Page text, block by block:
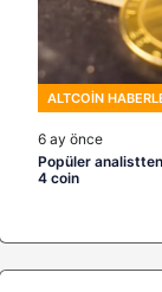
ALTCOIN
6 ay önce
Popüler
4 coin